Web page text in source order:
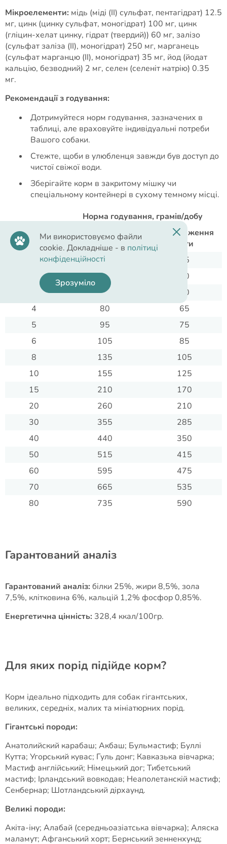
Мікроелементи: мідь (міді (II) сульфат, пентагідрат) 12.5
мг, цинк (цинку сульфат, моногідрат) 100 мг, цинк
(гліцин-хелат цинку, гідрат (твердий)) 60 мг, залізо
(сульфат заліза (II), моногідрат) 250 мг, марганець
(сульфат марганцю (II), моногідрат) 35 мг, йод (йодат
кальцію, безводний) 2 мг, селен (селеніт натрію) 0.35
мг.
Рекомендації з годування:
Дотримуйтеся норм годування, зазначених в
таблиці, але враховуйте індивідуальні потреби
Вашого собаки.
Стежте, щоби в улюбленця завжди був доступ до
чистої свіжої води.
Зберігайте корм в закритому мішку чи
спеціальному контейнері в сухому темному місці.
Вага собаки,
кг
Норма годування, грамів/добу
Для підтримання
ваги
Для зниження
ваги
30
25
50
40
65
50
4
80
65
5
95
75
6
105
85
8
135
105
10
155
125
15
210
170
20
260
210
30
355
285
40
440
350
50
515
415
60
595
475
70
665
535
80
735 590
Гарантований аналіз
Гарантований аналіз: білки 25%, жири 8,5%, зола
7,5%, клітковина 6%, кальцій 1,2% фосфор 0,85%.
Енергетична цінність: 328,4 ккал/100гр.
Для яких порід підійде корм?
Корм ідеально підходить для собак гігантських,
великих, середніх, малих та мініатюрних порід.
Гігантські породи:
Анатолийский карабаш; Акбаш; Бульмастиф; Буллі
Кутта; Угорський кувас; Гуль донг; Кавказька вівчарка;
Мастиф англійський; Німецький дог; Тибетський
мастиф; Ірландський вовкодав; Неаполетанскій мастиф;
Сенбернар; Шотландський дірхаунд.
Великі породи:
Акіта-іну; Алабай (середньоазіатська вівчарка); Аляска
маламут; Афганський хорт; Бернський зенненхунд;
Ми використовуємо файли
cookie. Докладніше - в політиці
конфіденційності
Зрозуміло